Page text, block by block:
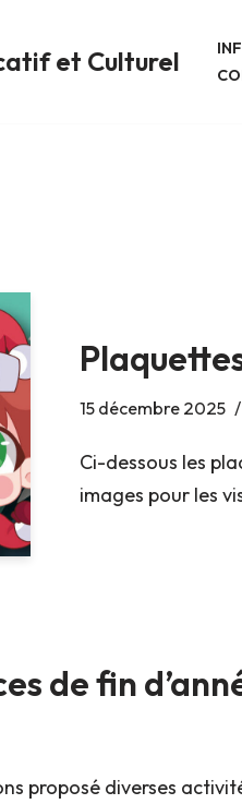
et Culturel
15 décembre 2025
Ci-dessous les
images pour les
de fin
proposé diverses